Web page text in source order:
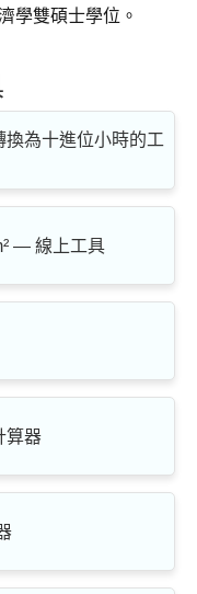
學雙碩士學位。
為十進位小時的工
— 線上工具
算器